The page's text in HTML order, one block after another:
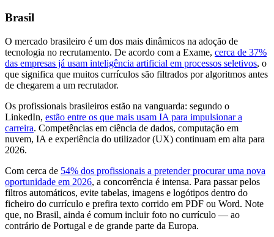
Brasil
O mercado brasileiro é um dos mais dinâmicos na adoção de
tecnologia no recrutamento. De acordo com a Exame, cerca de 37%
das empresas já usam inteligência artificial em processos seletivos, o
que significa que muitos currículos são filtrados por algoritmos antes
de chegarem a um recrutador.
Os profissionais brasileiros estão na vanguarda: segundo o
LinkedIn, estão entre os que mais usam IA para impulsionar a
carreira. Competências em ciência de dados, computação em
nuvem, IA e experiência do utilizador (UX) continuam em alta para
2026.
Com cerca de 54% dos profissionais a pretender procurar uma nova
oportunidade em 2026, a concorrência é intensa. Para passar pelos
filtros automáticos, evite tabelas, imagens e logótipos dentro do
ficheiro do currículo e prefira texto corrido em PDF ou Word. Note
que, no Brasil, ainda é comum incluir foto no currículo — ao
contrário de Portugal e de grande parte da Europa.